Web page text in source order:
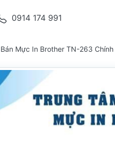
0914 174 991
Mực In Brother TN-263